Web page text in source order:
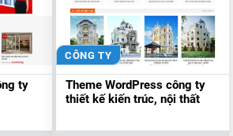
ty
CÔNG TY
Theme WordPress công ty
thiết kế kiến trúc, nội thất